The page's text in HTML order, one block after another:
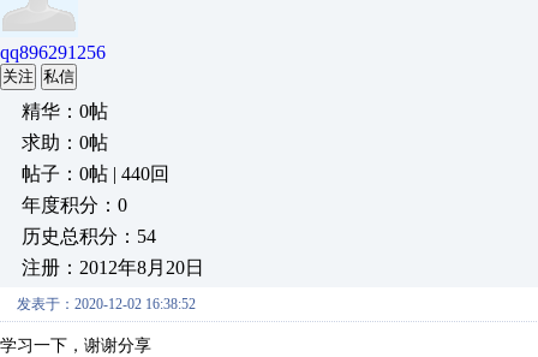
qq896291256
关注 私信
精华：0帖
求助：0帖
帖子：0帖 | 440回
年度积分：0
历史总积分：54
注册：2012年8月20日
发表于：2020-12-02 16:38:52
学习一下，谢谢分享